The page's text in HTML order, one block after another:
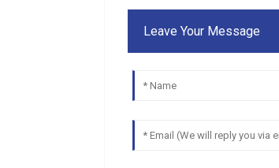
Leave Your Message